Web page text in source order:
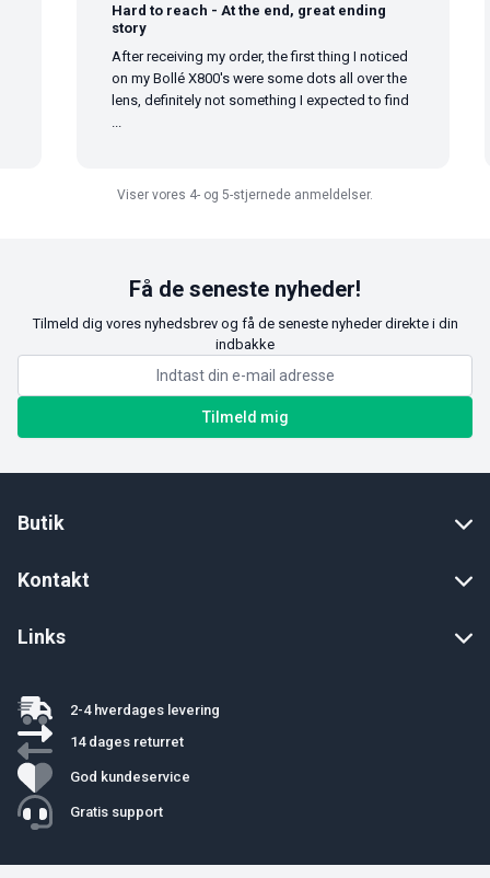
Hard to reach - At the end, great ending
story
After receiving my order, the first thing I noticed
on my Bollé X800's were some dots all over the
lens, definitely not something I expected to find
Viser vores 4- og 5-stjernede anmeldelser.
Få de seneste nyheder!
Tilmeld dig vores nyhedsbrev og få de seneste nyheder direkte i din
indbakke
Tilmeld mig
Butik
Kontakt
Links
2-4 hverdages levering
14 dages returret
God kundeservice
Gratis support